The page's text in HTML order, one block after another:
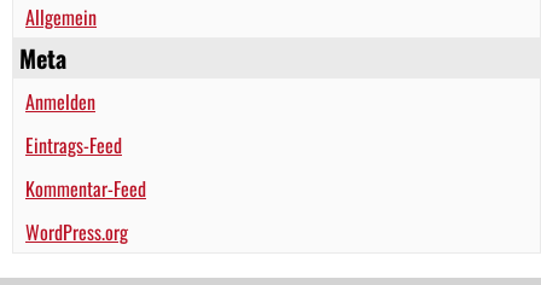
Allgemein
Meta
Anmelden
Eintrags-Feed
Kommentar-Feed
WordPress.org